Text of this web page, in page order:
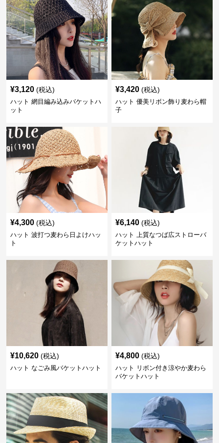
¥3,120 (税込)
ハット 網目編み込みバケットハ
ット
¥3,420 (税込)
ハット 優美リボン飾り麦わら帽
子
¥4,300 (税込)
ハット 波打つ麦わら日よけハッ
ト
¥6,140 (税込)
ハット 上質なつば広ストローバ
ケットハット
¥10,620 (税込)
ハット なごみ風バケットハット
¥4,800 (税込)
ハット リボン付き涼やか麦わら
バケットハット